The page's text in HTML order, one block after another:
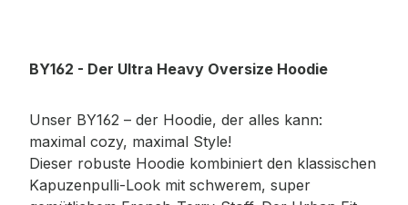
BY162 - Der Ultra Heavy Oversize Hoodie
Unser BY162 – der Hoodie, der alles kann:
maximal cozy, maximal Style!
Dieser robuste Hoodie kombiniert den klassischen
Kapuzenpulli-Look mit schwerem, super